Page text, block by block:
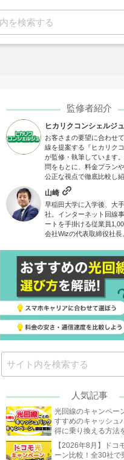
監修者紹介
ヒカリクコンシェルジュ
お客さまの要望に合わせ
線を提案する『ヒカリク
が監修・執筆しています
問をもとに、料金プラン
公正な視点で徹底比較し紹
山崎
早稲田大学に入学後、大
社。インターネット回線
ートを手掛ける従業員
会社Wizの代表取締役社長
人気記事
光回線のキャンペー
すすめのキャッシュ
得に乗り換える方法
8月】
【2026年8月】ドコ
ーン比較！全30社で